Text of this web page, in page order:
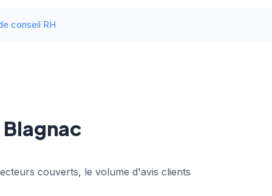
conseil RH
couverts, le volume d'avis clients